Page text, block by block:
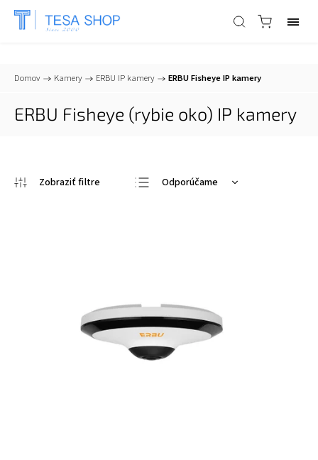
📞+421 903 553 805 info@tesa-systems.sk
Domov / Kamery / ERBU IP kamery / ERBU Fisheye IP kamery
ERBU Fisheye (rybie oko) IP kamery
Odporúčame